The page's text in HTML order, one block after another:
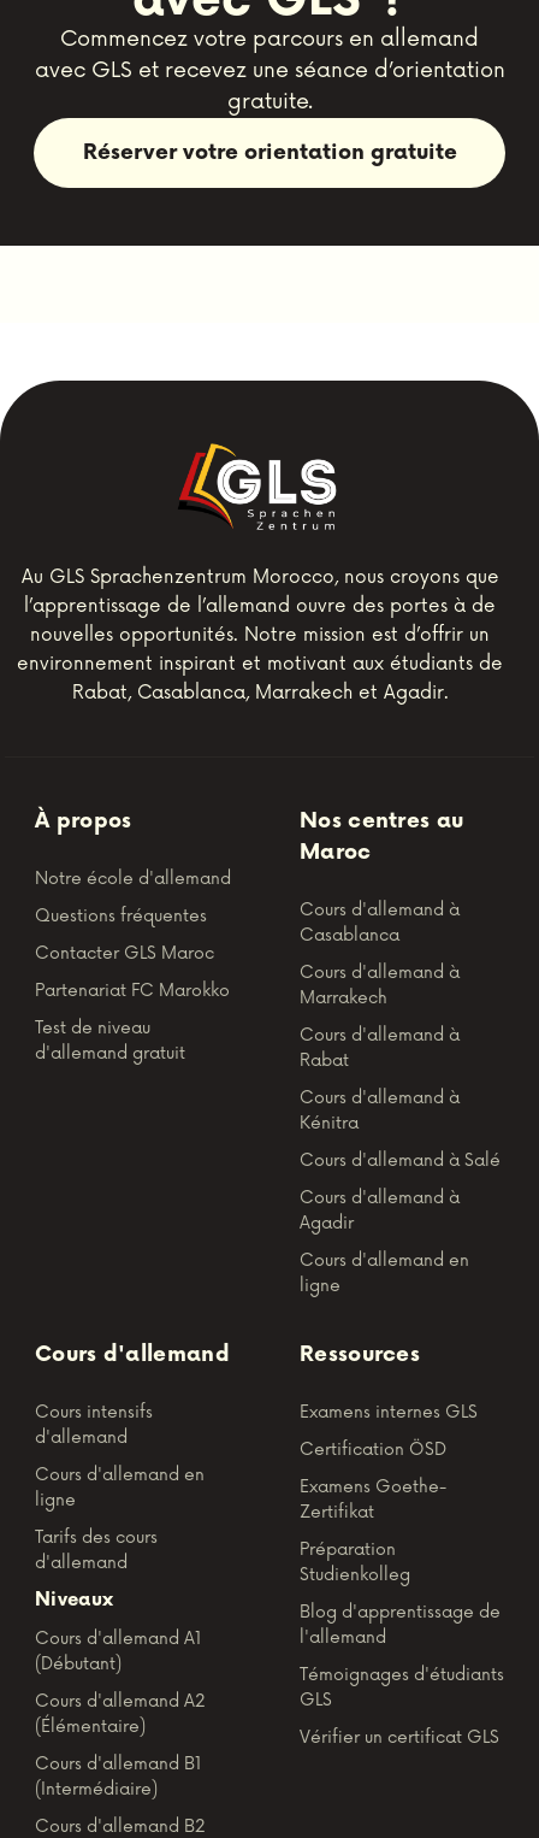
Commencez votre parcours en allemand
avec GLS et recevez une séance d’orientation
gratuite.
Réserver votre orientation gratuite
Au GLS Sprachenzentrum Morocco, nous croyons que
l’apprentissage de l’allemand ouvre des portes à de
nouvelles opportunités. Notre mission est d’offrir un
environnement inspirant et motivant aux étudiants de
Rabat, Casablanca, Marrakech et Agadir.
À propos
Notre école d'allemand
Questions fréquentes
Contacter GLS Maroc
Partenariat FC Marokko
Test de niveau
d'allemand gratuit
Nos centres au
Maroc
Cours d'allemand à
Casablanca
Cours d'allemand à
Marrakech
Cours d'allemand à
Rabat
Cours d'allemand à
Kénitra
Cours d'allemand à Salé
Cours d'allemand à
Agadir
Cours d'allemand en
ligne
Cours d'allemand
Cours intensifs
d'allemand
Cours d'allemand en
ligne
Tarifs des cours
d'allemand
Niveaux
Cours d'allemand A1
(Débutant)
Cours d'allemand A2
(Élémentaire)
Cours d'allemand B1
(Intermédiaire)
Cours d'allemand B2
Ressources
Examens internes GLS
Certification ÖSD
Examens Goethe-
Zertifikat
Préparation
Studienkolleg
Blog d'apprentissage de
l'allemand
Témoignages d'étudiants
GLS
Vérifier un certificat GLS